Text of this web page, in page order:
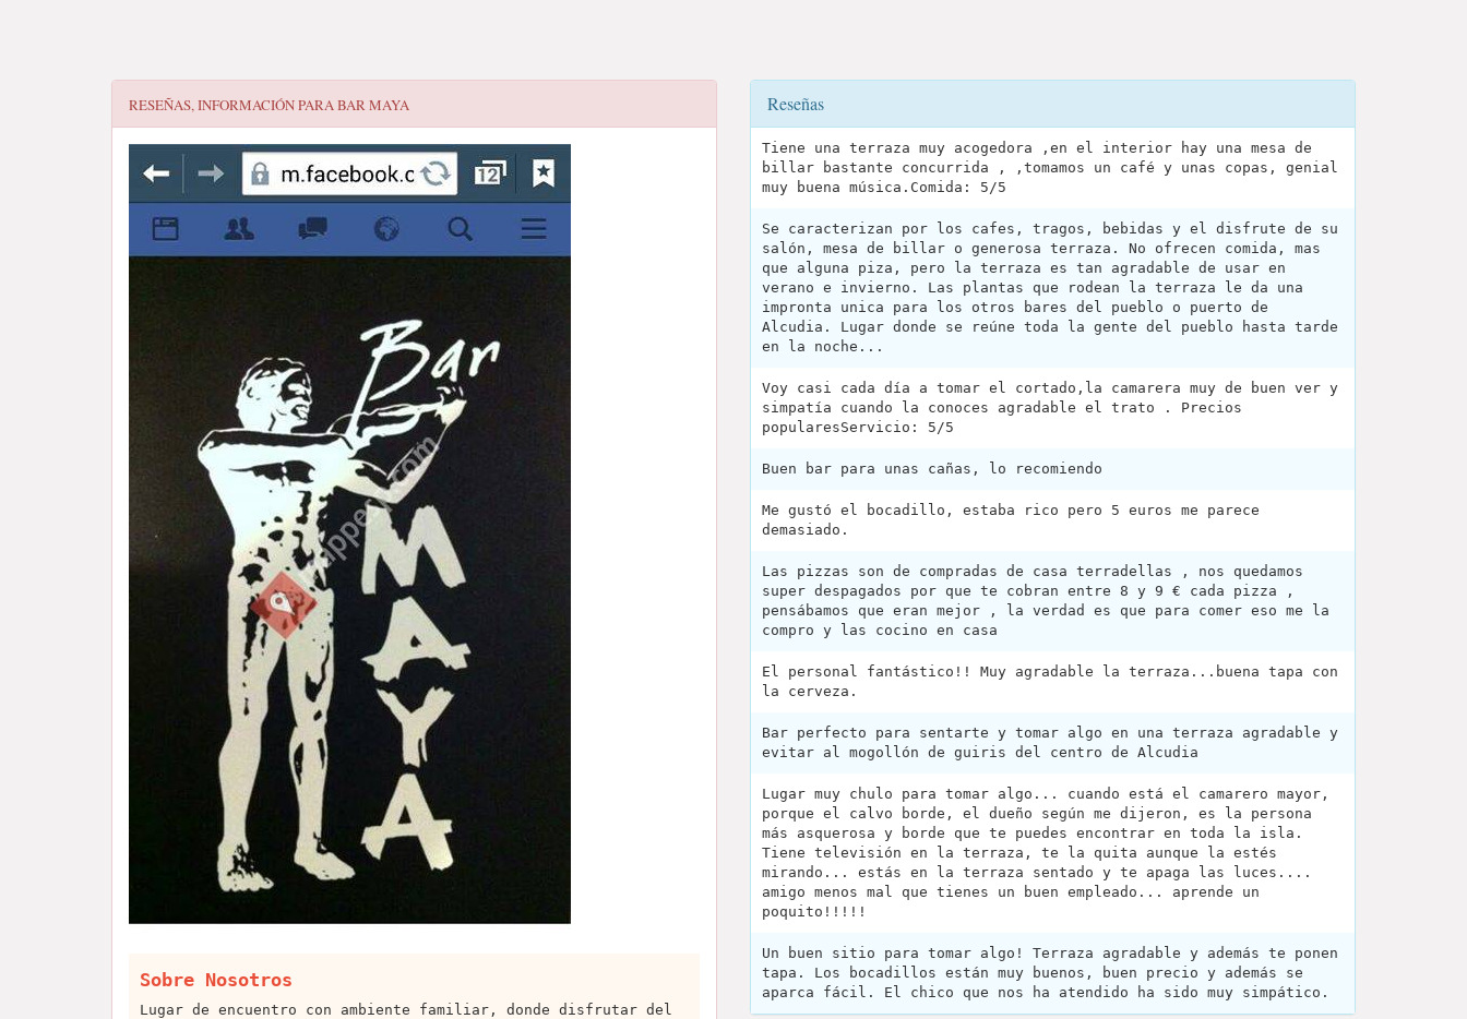
RESEÑAS, INFORMACIÓN PARABAR MAYA
Sobre Nosotros
Lugar de encuentro con ambiente familiar, donde disfrutar del
Reseñas
Tiene una terraza muy acogedora ,en el interior hay una mesa de
billar bastante concurrida , ,tomamos un café y unas copas, genial
muy buena música.Comida: 5/5
Se caracterizan por los cafes, tragos, bebidas y el disfrute de su
salón, mesa de billar o generosa terraza. No ofrecen comida, mas
que alguna piza, pero la terraza es tan agradable de usar en
verano e invierno. Las plantas que rodean la terraza le da una
impronta unica para los otros bares del pueblo o puerto de
Alcudia. Lugar donde se reúne toda la gente del pueblo hasta tarde
en la noche...
Voy casi cada día a tomar el cortado,la camarera muy de buen ver y
simpatía cuando la conoces agradable el trato . Precios
popularesServicio: 5/5
Buen bar para unas cañas, lo recomiendo
Me gustó el bocadillo, estaba rico pero 5 euros me parece
demasiado.
Las pizzas son de compradas de casa terradellas , nos quedamos
super despagados por que te cobran entre 8 y 9 € cada pizza ,
pensábamos que eran mejor , la verdad es que para comer eso me la
compro y las cocino en casa
El personal fantástico!! Muy agradable la terraza...buena tapa con
la cerveza.
Bar perfecto para sentarte y tomar algo en una terraza agradable y
evitar al mogollón de guiris del centro de Alcudia
Lugar muy chulo para tomar algo... cuando está el camarero mayor,
porque el calvo borde, el dueño según me dijeron, es la persona
más asquerosa y borde que te puedes encontrar en toda la isla.
Tiene televisión en la terraza, te la quita aunque la estés
mirando... estás en la terraza sentado y te apaga las luces....
amigo menos mal que tienes un buen empleado... aprende un
poquito!!!!!
Un buen sitio para tomar algo! Terraza agradable y además te ponen
tapa. Los bocadillos están muy buenos, buen precio y además se
aparca fácil. El chico que nos ha atendido ha sido muy simpático.